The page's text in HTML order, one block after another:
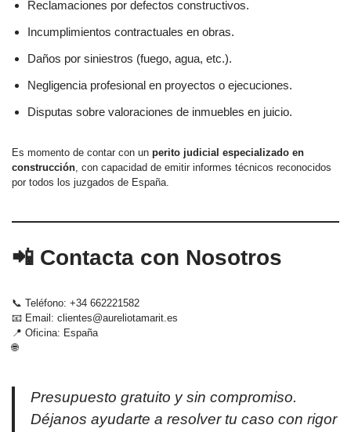
Reclamaciones por defectos constructivos.
Incumplimientos contractuales en obras.
Daños por siniestros (fuego, agua, etc.).
Negligencia profesional en proyectos o ejecuciones.
Disputas sobre valoraciones de inmuebles en juicio.
Es momento de contar con un perito judicial especializado en
construcción, con capacidad de emitir informes técnicos reconocidos
por todos los juzgados de España.
📲 Contacta con Nosotros
📞 Teléfono: +34 662221582
📧 Email: clientes@aureliotamarit.es
📍 Oficina: España
🌐
Presupuesto gratuito y sin compromiso.
Déjanos ayudarte a resolver tu caso con rigor